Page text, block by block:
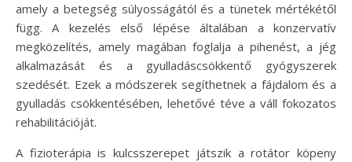
amely a betegség súlyosságától és a tünetek mértékétől
függ. A kezelés első lépése általában a konzervatív
megközelítés, amely magában foglalja a pihenést, a jég
alkalmazását és a gyulladáscsökkentő gyógyszerek
szedését. Ezek a módszerek segíthetnek a fájdalom és a
gyulladás csökkentésében, lehetővé téve a váll fokozatos
rehabilitációját.
A fizioterápia is kulcsszerepet játszik a rotátor köpeny